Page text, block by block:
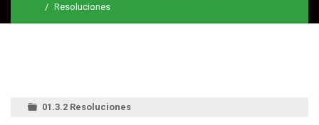
Resoluciones
01.3.2 Resoluciones